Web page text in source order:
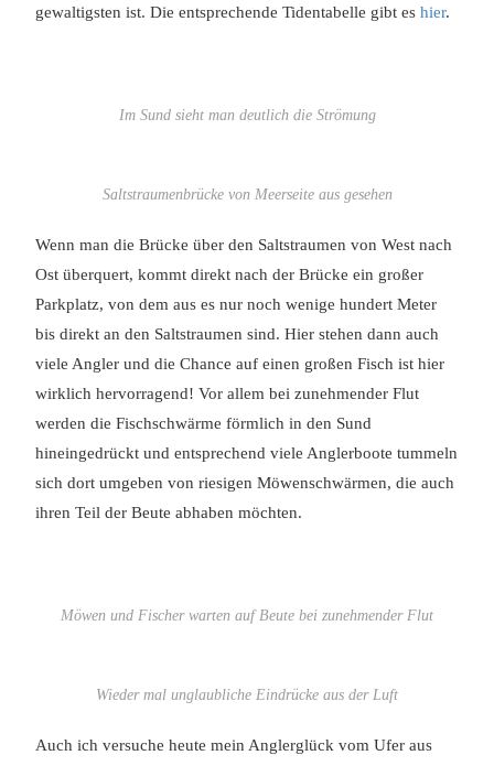
gewaltigsten ist. Die entsprechende Tidentabelle gibt eshier.
Im Sund sieht man deutlich die Strömung
Saltstraumenbrücke von Meerseite aus gesehen
Wenn man die Brücke über den Saltstraumen von West nach
Ost überquert, kommt direkt nach der Brücke ein großer
Parkplatz, von dem aus es nur noch wenige hundert Meter
bis direkt an den Saltstraumen sind. Hier stehen dann auch
viele Angler und die Chance auf einen großen Fisch ist hier
wirklich hervorragend! Vor allem bei zunehmender Flut
werden die Fischschwärme förmlich in den Sund
hineingedrückt und entsprechend viele Anglerboote tummeln
sich dort umgeben von riesigen Möwenschwärmen, die auch
ihren Teil der Beute abhaben möchten.
Möwen und Fischer warten auf Beute bei zunehmender Flut
Wieder mal unglaubliche Eindrücke aus der Luft
Auch ich versuche heute mein Anglerglück vom Ufer aus